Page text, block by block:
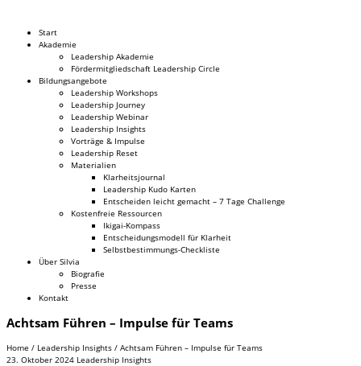
Dr. Silvia Schäfer
Start
Akademie
Leadership Akademie
Fördermitgliedschaft Leadership Circle
Bildungsangebote
Leadership Workshops
Leadership Journey
Leadership Webinar
Leadership Insights
Vorträge & Impulse
Leadership Reset
Materialien
Klarheitsjournal
Leadership Kudo Karten
Entscheiden leicht gemacht – 7 Tage Challenge
Kostenfreie Ressourcen
Ikigai-Kompass
Entscheidungsmodell für Klarheit
Selbstbestimmungs-Checkliste
Über Silvia
Biografie
Presse
Kontakt
Achtsam Führen – Impulse für Teams
Home / Leadership Insights / Achtsam Führen – Impulse für Teams
23. Oktober 2024 Leadership Insights